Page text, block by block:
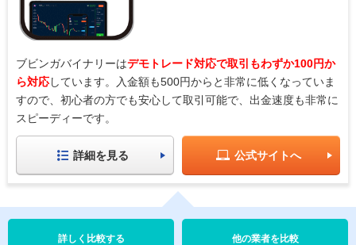
ブビンガバイナリーはデモトレード対応で取引もわずか100円か
ら対応しています。入金額も500円からと非常に低くなっていま
すので、初心者の方でも安心して取引可能で、出金速度も非常に
スピーディーです。
詳細を見る 公式サイトへ
他の業者を比較